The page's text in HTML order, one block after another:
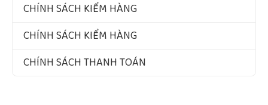
CHÍNH SÁCH KIỂM HÀNG
CHÍNH SÁCH KIỂM HÀNG
CHÍNH SÁCH THANH TOÁN